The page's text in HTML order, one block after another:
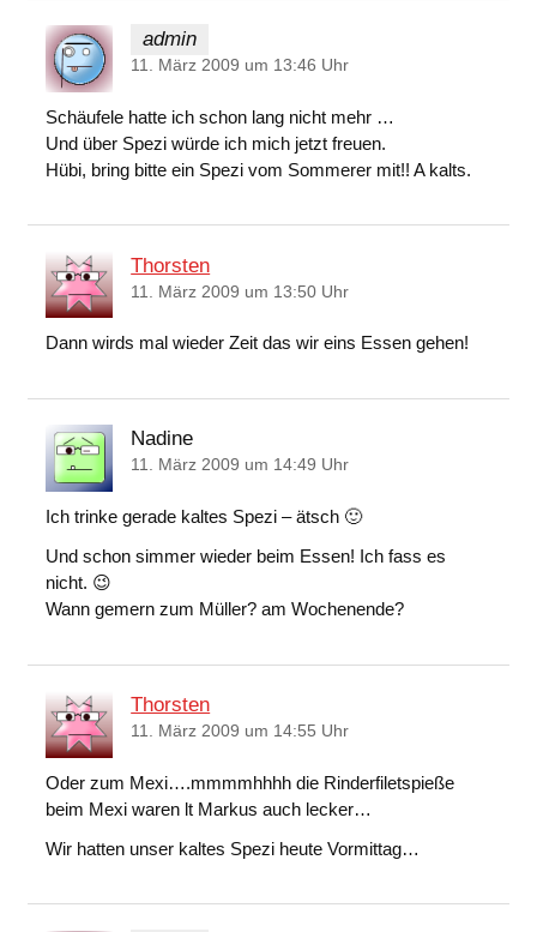
admin
11. März 2009 um 13:46 Uhr
Schäufele hatte ich schon lang nicht mehr …
Und über Spezi würde ich mich jetzt freuen.
Hübi, bring bitte ein Spezi vom Sommerer mit!! A kalts.
Thorsten
11. März 2009 um 13:50 Uhr
Dann wirds mal wieder Zeit das wir eins Essen gehen!
Nadine
11. März 2009 um 14:49 Uhr
Ich trinke gerade kaltes Spezi – ätsch 🙂
Und schon simmer wieder beim Essen! Ich fass es
nicht. 😉
Wann gemern zum Müller? am Wochenende?
Thorsten
11. März 2009 um 14:55 Uhr
Oder zum Mexi….mmmmhhhh die Rinderfiletspieße
beim Mexi waren lt Markus auch lecker…
Wir hatten unser kaltes Spezi heute Vormittag…